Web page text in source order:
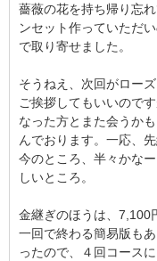
薔薇の花を持ち帰り忘
ンセット作っていただ
で取り寄せました。
そうねえ、次回がロー
ご挨拶してもいいので
なった方とまた会うか
んでおります。一応、
今のところ、半々かな
しいところ。
金継ぎのほうは、7,100
一回で終わる簡易版も
ったので、４回コース